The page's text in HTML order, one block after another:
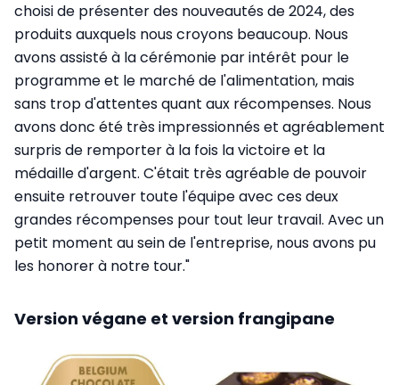
choisi de présenter des nouveautés de 2024, des
produits auxquels nous croyons beaucoup. Nous
avons assisté à la cérémonie par intérêt pour le
programme et le marché de l'alimentation, mais
sans trop d'attentes quant aux récompenses. Nous
avons donc été très impressionnés et agréablement
surpris de remporter à la fois la victoire et la
médaille d'argent. C'était très agréable de pouvoir
ensuite retrouver toute l'équipe avec ces deux
grandes récompenses pour tout leur travail. Avec un
petit moment au sein de l'entreprise, nous avons pu
les honorer à notre tour."
Version végane et version frangipane